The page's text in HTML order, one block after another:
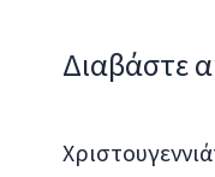
Διαβάστε